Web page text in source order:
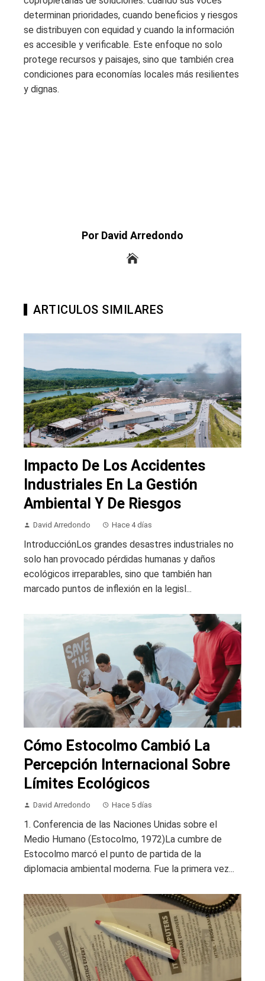
determinan prioridades, cuando beneficios y riesgos
se distribuyen con equidad y cuando la información
es accesible y verificable. Este enfoque no solo
protege recursos y paisajes, sino que también crea
condiciones para economías locales más resilientes
y dignas.
Por David Arredondo
ARTICULOS SIMILARES
Impacto De Los Accidentes
Industriales En La Gestión
Ambiental Y De Riesgos
David Arredondo Hace 4 días
IntroducciónLos grandes desastres industriales no
solo han provocado pérdidas humanas y daños
ecológicos irreparables, sino que también han
marcado puntos de inflexión en la legisl...
Cómo Estocolmo Cambió La
Percepción Internacional Sobre
Límites Ecológicos
David Arredondo Hace 5 días
1. Conferencia de las Naciones Unidas sobre el
Medio Humano (Estocolmo, 1972)La cumbre de
Estocolmo marcó el punto de partida de la
diplomacia ambiental moderna. Fue la primera vez...